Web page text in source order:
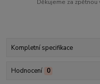
Děkujeme za zpětnou
Kompletní specifikace
Hodnocení 0